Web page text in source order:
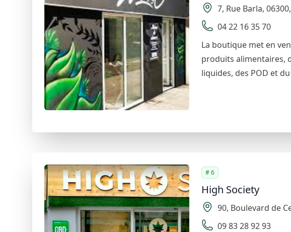
7, Rue Barla, 06300,
04 22 16 35 70
La boutique met en
produits alimentaires,
liquides, des POD et
# 6
High Society
90, Boulevard de
09 83 28 92 93